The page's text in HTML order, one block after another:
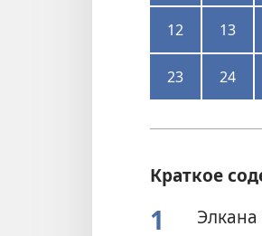
12 13
23 24
Краткое
1